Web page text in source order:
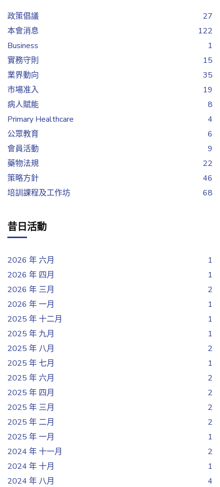
政策倡議
27
本會消息
122
Business
1
實務守則
15
業界動向
35
市場准入
19
病人賦能
8
Primary Healthcare
4
公眾教育
6
會員活動
9
藥物法規
22
策略方針
46
培訓課程及工作坊
68
昔日活動
2026 年 六月
1
2026 年 四月
1
2026 年 三月
2
2026 年 一月
1
2025 年 十二月
1
2025 年 九月
1
2025 年 八月
2
2025 年 七月
1
2025 年 六月
2
2025 年 四月
2
2025 年 三月
2
2025 年 二月
2
2025 年 一月
1
2024 年 十一月
2
2024 年 十月
1
2024 年 八月
4